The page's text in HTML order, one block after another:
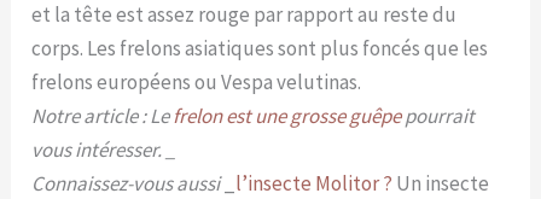
et la tête est assez rouge par rapport au reste du
corps. Les frelons asiatiques sont plus foncés que les
frelons européens ou Vespa velutinas.
Notre article : Lefrelon est une grosse guêpepourrait
vous intéresser. _
Connaissez-vous aussi_ l’insecte Molitor ? Un insecte